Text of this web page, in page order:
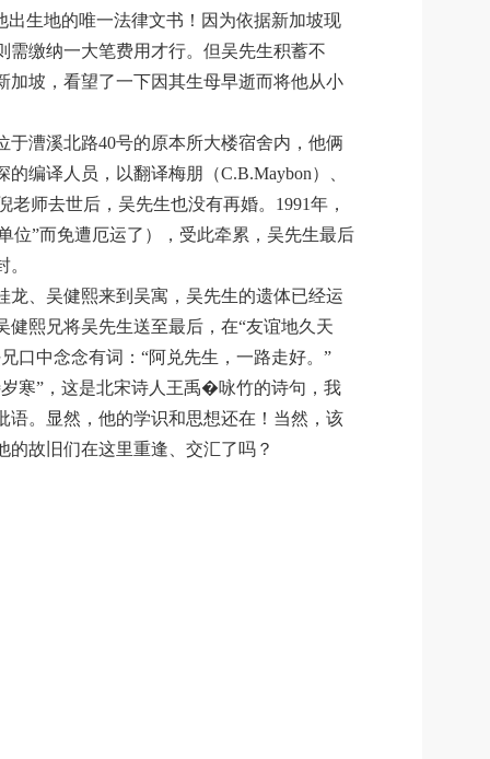
生地的唯一法律文书！因为依据新加坡现
缴纳一大笔费用才行。但吴先生积蓄不
加坡，看望了一下因其生母早逝而将他从小
漕溪北路40号的原本所大楼宿舍内，他俩
编译人员，以翻译梅朋（C.B.Maybon）、
师去世后，吴先生也没有再婚。1991年，
位”而免遭厄运了），受此牵累，吴先生最后
、吴健熙来到吴寓，吴先生的遗体已经运
熙兄将吴先生送至最后，在“友谊地久天
口中念念有词：“阿兑先生，一路走好。”
寒”，这是北宋诗人王禹�咏竹的诗句，我
语。显然，他的学识和思想还在！当然，该
故旧们在这里重逢、交汇了吗？